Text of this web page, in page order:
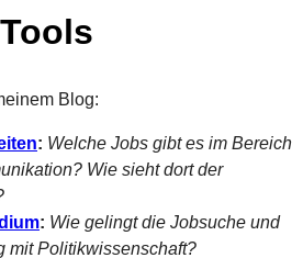
Blog:
: Welche Jobs gibt es im Bereich
Wie sieht dort der
: Wie gelingt die Jobsuche und
mit Politikwissenschaft?